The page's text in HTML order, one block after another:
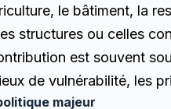
le bâtiment, la
structures ou celles
est souvent
de vulnérabilité, les
majeur